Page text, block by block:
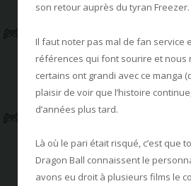
son retour auprès du tyran Freezer.
Il faut noter pas mal de fan service
références qui font sourire et nous
certains ont grandi avec ce manga
plaisir de voir que l’histoire
d’années plus tard.
Là où le pari était risqué, c’est que
Dragon Ball connaissent le
avons eu droit à plusieurs films le